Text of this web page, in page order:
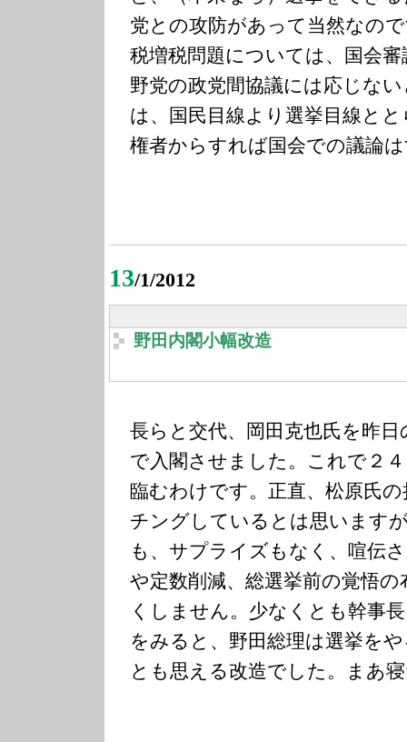
党との攻防があって当然なの
税増税問題については、国会
野党の政党間協議には応じな
は、国民目線より選挙目線と
権者からすれば国会での議論
13/1/2012
野田内閣小幅改造
長らと交代、岡田克也氏を昨
で入閣させました。これで２
臨むわけです。正直、松原氏
チングしているとは思います
も、サプライズもなく、喧伝
や定数削減、総選挙前の覚悟
くしません。少なくとも幹事
をみると、野田総理は選挙を
とも思える改造でした。まあ